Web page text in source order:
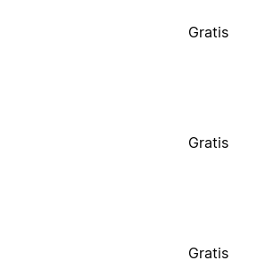
Gratis
Gratis
Gratis